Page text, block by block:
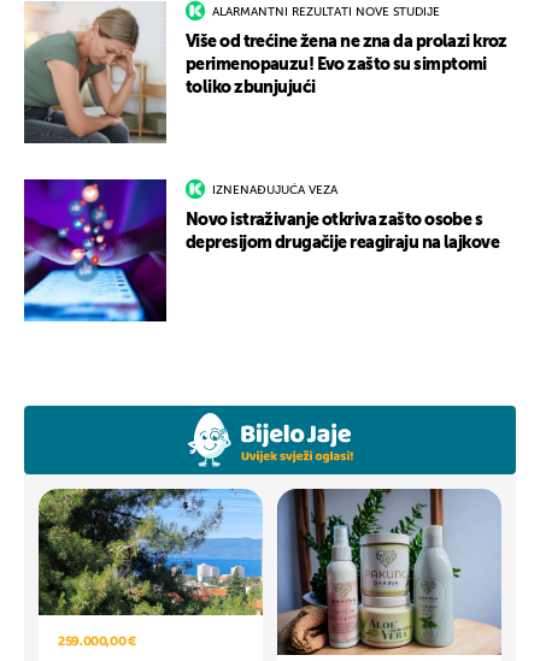
ALARMANTNI REZULTATI NOVE STUDIJE
Više od trećine žena ne zna da prolazi kroz
perimenopauzu! Evo zašto su simptomi
toliko zbunjujući
IZNENAĐUJUĆA VEZA
Novo istraživanje otkriva zašto osobe s
depresijom drugačije reagiraju na lajkove
259.000,00 €